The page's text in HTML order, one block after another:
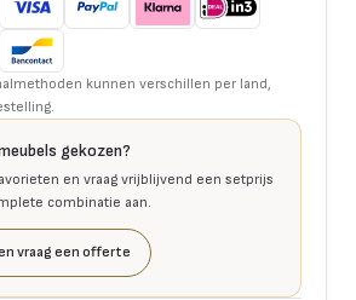
kunnen verschillen per land,
gekozen?
en vraag vrijblijvend een setprijs
combinatie aan.
vraag een offerte